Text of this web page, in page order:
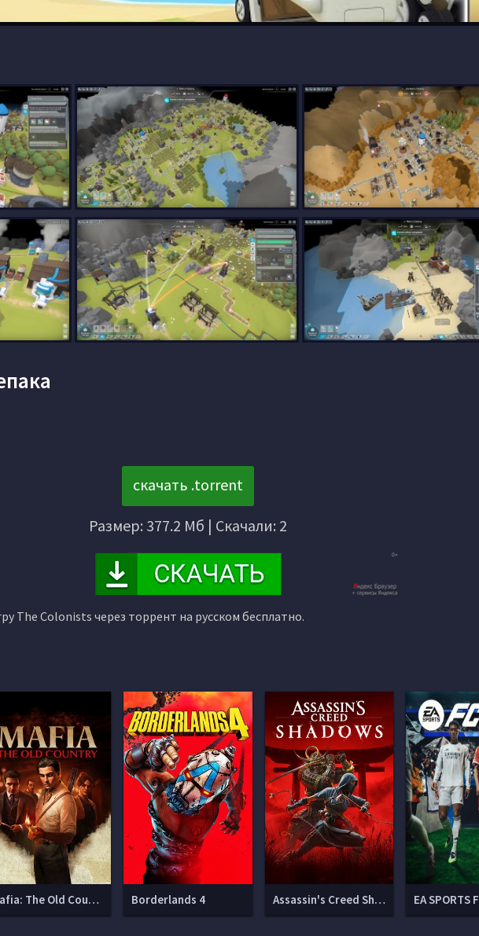
скачать .torrent
Размер: 377.2 Мб | Скачали: 2
The Colonists через торрент на русском бесплатно.
Mafia: The Old Country (Мафия 4) Borderlands 4 Assassin's Creed Shadows